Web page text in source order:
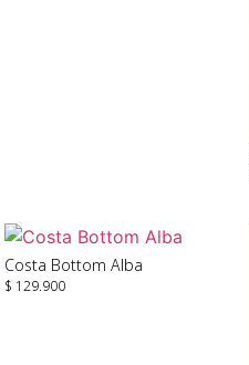
Costa Bottom Alba
$ 129.900